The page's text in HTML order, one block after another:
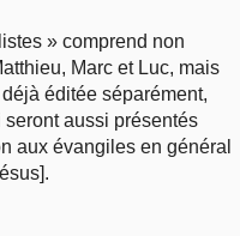
» comprend non
Marc et Luc, mais
déjà éditée séparément,
aussi présentés
aux évangiles en général